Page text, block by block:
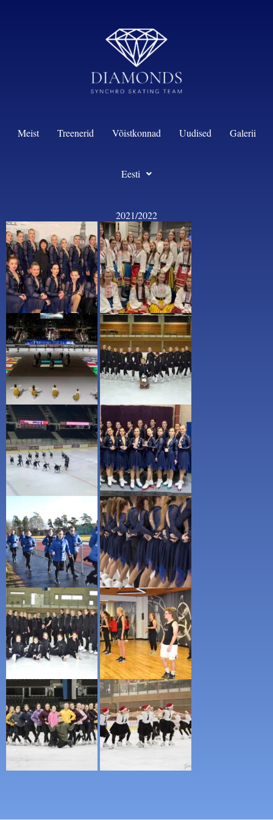
Meist Treenerid Võistkonnad Uudised Galerii
Eesti
2021/2022